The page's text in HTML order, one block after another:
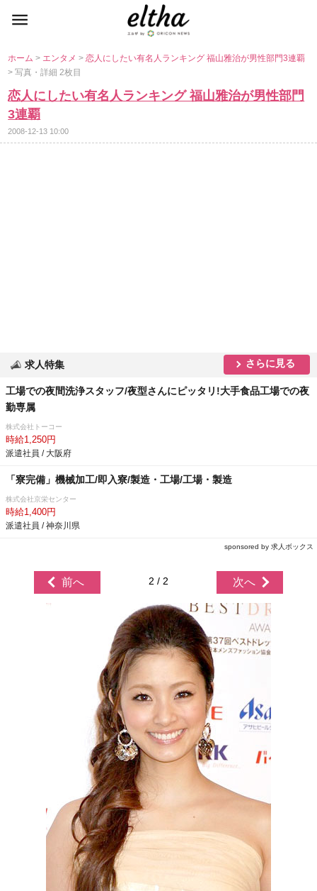
ホーム> エンタメ>恋人にしたい有名人ランキング 福山雅治が男性部門3連覇
> 写真・詳細 2枚目
恋人にしたい有名人ランキング 福山雅治が男性部門
3連覇
2008-12-13 10:00
求人特集 さらに見る
工場での夜間洗浄スタッフ/夜型さんにピッタリ!大手食品工場での夜
勤専属
株式会社トーコー
時給1,250円
派遣社員 / 大阪府
「寮完備」機械加工/即入寮/製造・工場/工場・製造
株式会社京栄センター
時給1,400円
派遣社員 / 神奈川県
sponsored by 求人ボックス
前へ 2 / 2 次へ